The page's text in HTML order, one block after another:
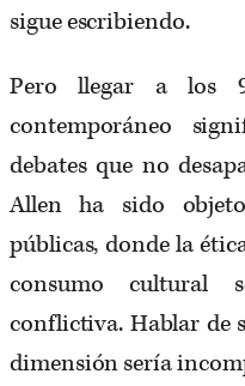
sigue escribiendo.
Pero llegar a los
contemporáneo
debates que no
Allen ha sido
públicas, donde la
consumo cultural
conflictiva. Hablar de
dimensión sería